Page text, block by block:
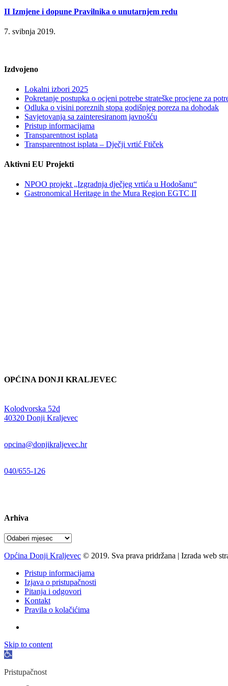
II Izmjene i dopune Pravilnika o unutarnjem redu
7. svibnja 2019.
Izdvojeno
Lokalni izbori 2025
Pokretanje postupka o ocjeni potrebe strateške procjene za
Odluka o visini poreznih stopa godišnjeg poreza na dohodak
Savjetovanja sa zainteresiranom javnošću
Pristup informacijama
Transparentnost isplata
Transparentnost isplata – Dječji vrtić Ftiček
Aktivni EU Projekti
NPOO projekt „Izgradnja dječjeg vrtića u Hodošanu“
Gastronomical Heritage in the Mura Region EGTC II
OPĆINA DONJI KRALJEVEC
Kolodvorska 52d
40320 Donji Kraljevec
opcina@donjikraljevec.hr
040/655-126
Arhiva
Arhiva
Općina Donji Kraljevec © 2019. Sva prava pridržana | Izrada web
Pristup informacijama
Izjava o pristupačnosti
Pitanja i odgovori
Kontakt
Pravila o kolačićima
Skip to content
Open
Pristupačnost